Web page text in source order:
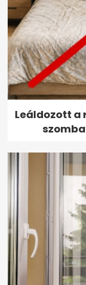
Leáldozott a